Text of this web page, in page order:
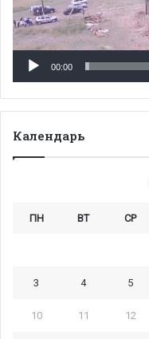
00:00
Календарь
ПН ВТ СР
3 4 5
10 11 12